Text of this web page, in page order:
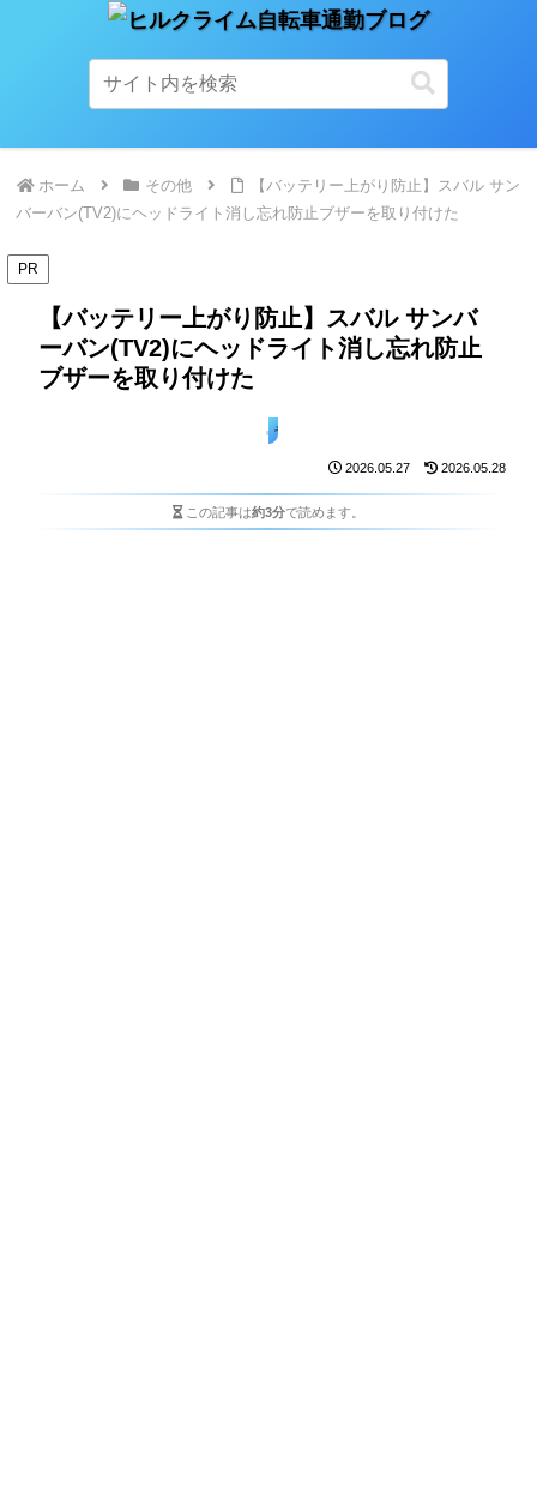
ホーム その他
【バッテリー上がり防止】スバル サン
バーバン(TV2)にヘッドライト消し忘れ防止ブザーを取り付けた
PR
【バッテリー上がり防止】スバル サンバ
ーバン(TV2)にヘッドライト消し忘れ防止
ブザーを取り付けた
その他
2026.05.27 2026.05.28
この記事は約3分で読めます。